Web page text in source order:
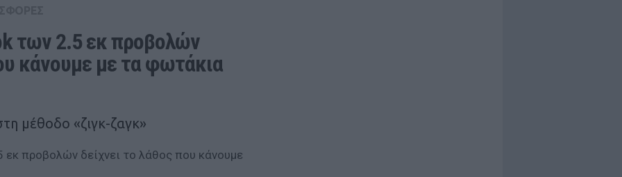
των 2.5 εκ προβολών
κάνουμε με τα φωτάκια
μέθοδο «ζιγκ-ζαγκ»